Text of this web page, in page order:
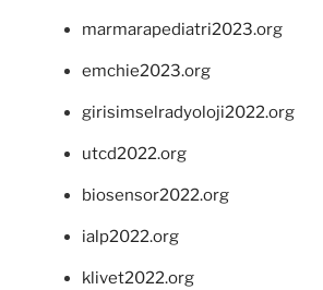
marmarapediatri2023.org
emchie2023.org
girisimselradyoloji2022.org
utcd2022.org
biosensor2022.org
ialp2022.org
klivet2022.org